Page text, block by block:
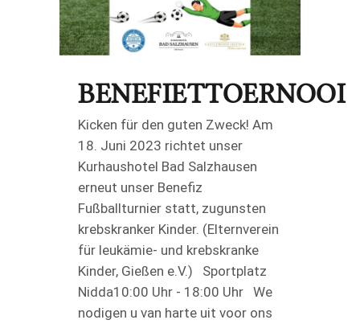
BENEFIETTOERNOOI
Kicken für den guten Zweck! Am
18. Juni 2023 richtet unser
Kurhaushotel Bad Salzhausen
erneut unser Benefiz
Fußballturnier statt, zugunsten
krebskranker Kinder. (Elternverein
für leukämie- und krebskranke
Kinder, Gießen e.V.) Sportplatz
Nidda10:00 Uhr - 18:00 Uhr We
nodigen u van harte uit voor ons